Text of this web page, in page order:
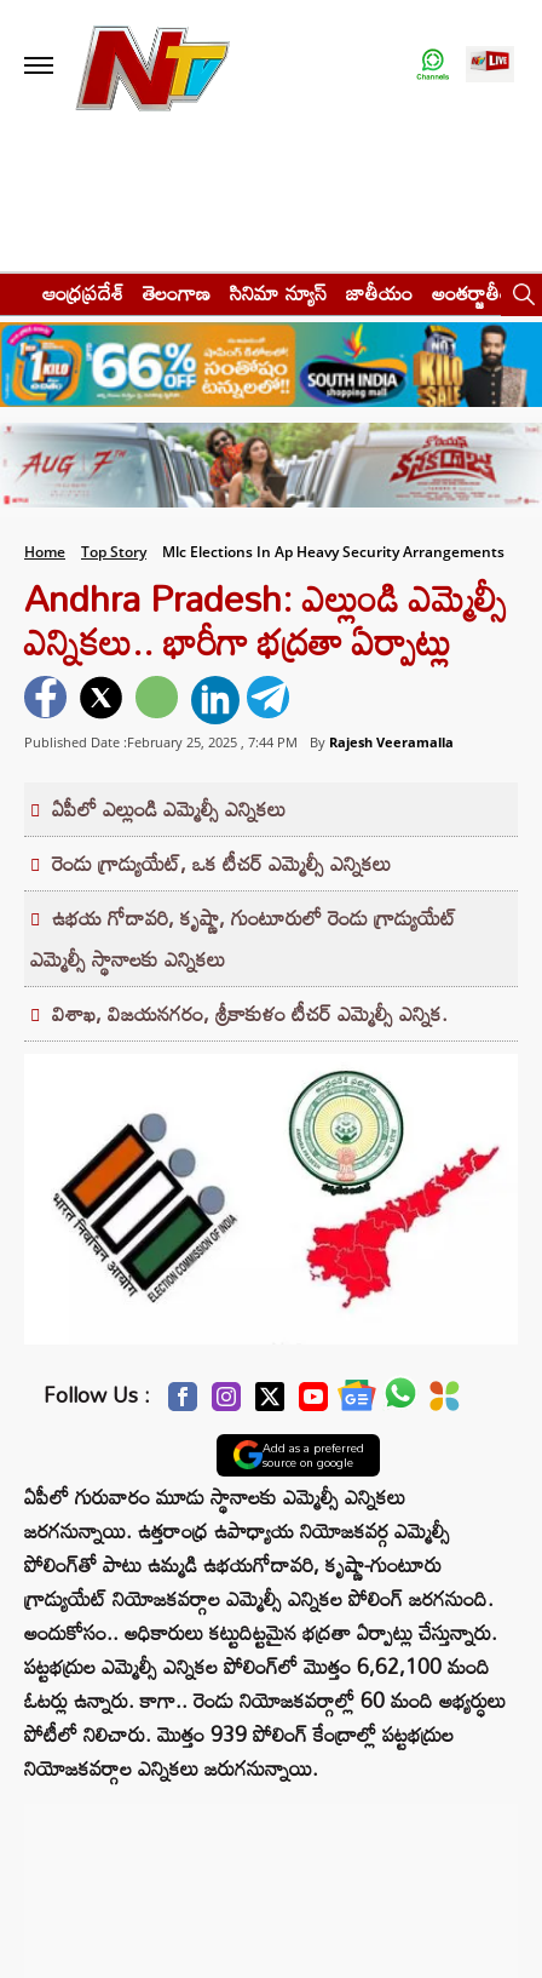
ఆంధ్రప్రదేశ్ తెలంగాణ సినిమా న్యూస్ జాతీయం అంతర్జాతీయం
Home Top Story Mlc Elections In Ap Heavy Security Arrangements
Andhra Pradesh: ఎల్లుండి ఎమ్మెల్సీ
ఎన్నికలు.. భారీగా భద్రతా ఏర్పాట్లు
Published Date :February 25, 2025 , 7:44 PM By Rajesh Veeramalla
ఏపీలో ఎల్లుండి ఎమ్మెల్సీ ఎన్నికలు
రెండు గ్రాడ్యుయేట్, ఒక టీచర్ ఎమ్మెల్సీ ఎన్నికలు
ఉభయ గోదావరి, కృష్ణా, గుంటూరులో రెండు గ్రాడ్యుయేట్
ఎమ్మెల్సీ స్థానాలకు ఎన్నికలు
విశాఖ, విజయనగరం, శ్రీకాకుళం టీచర్ ఎమ్మెల్సీ ఎన్నిక.
Follow Us :
Add as a preferred
source on google
ఏపీలో గురువారం మూడు స్థానాలకు ఎమ్మెల్సీ ఎన్నికలు
జరగనున్నాయి. ఉత్తరాంధ్ర ఉపాధ్యాయ నియోజకవర్గ ఎమ్మెల్సీ
పోలింగ్‌తో పాటు ఉమ్మడి ఉభయగోదావరి, కృష్ణా-గుంటూరు
గ్రాడ్యుయేట్ నియోజకవర్గాల ఎమ్మెల్సీ ఎన్నికల పోలింగ్ జరగనుంది.
అందుకోసం.. అధికారులు కట్టుదిట్టమైన భద్రతా ఏర్పాట్లు చేస్తున్నారు.
పట్టభద్రుల ఎమ్మెల్సీ ఎన్నికల పోలింగ్‌లో మొత్తం 6,62,100 మంది
ఓటర్లు ఉన్నారు. కాగా.. రెండు నియోజకవర్గాల్లో 60 మంది అభ్యర్ధులు
పోటీలో నిలిచారు. మొత్తం 939 పోలింగ్ కేంద్రాల్లో పట్టభద్రుల
నియోజకవర్గాల ఎన్నికలు జరుగనున్నాయి.